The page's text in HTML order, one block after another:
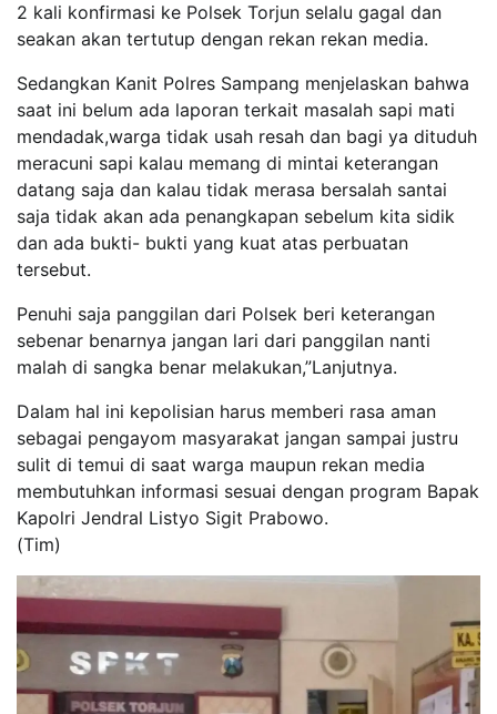
2 kali konfirmasi ke Polsek Torjun selalu gagal dan
seakan akan tertutup dengan rekan rekan media.
Sedangkan Kanit Polres Sampang menjelaskan bahwa
saat ini belum ada laporan terkait masalah sapi mati
mendadak,warga tidak usah resah dan bagi ya dituduh
meracuni sapi kalau memang di mintai keterangan
datang saja dan kalau tidak merasa bersalah santai
saja tidak akan ada penangkapan sebelum kita sidik
dan ada bukti- bukti yang kuat atas perbuatan
tersebut.
Penuhi saja panggilan dari Polsek beri keterangan
sebenar benarnya jangan lari dari panggilan nanti
malah di sangka benar melakukan,”Lanjutnya.
Dalam hal ini kepolisian harus memberi rasa aman
sebagai pengayom masyarakat jangan sampai justru
sulit di temui di saat warga maupun rekan media
membutuhkan informasi sesuai dengan program Bapak
Kapolri Jendral Listyo Sigit Prabowo.
(Tim)